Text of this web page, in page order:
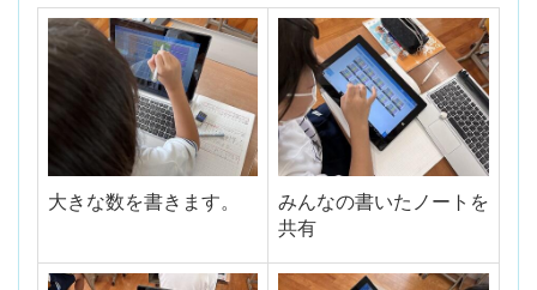
大きな数を書きます。
みんなの書いたノートを
共有